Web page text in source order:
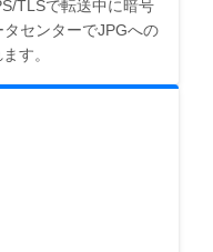
TLSで転送中に暗号
センターでJPGへの
す。